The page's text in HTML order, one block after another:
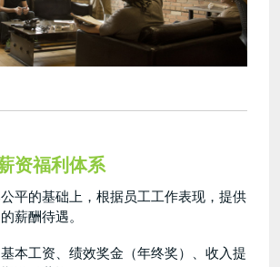
资福利体系
平的基础上，根据员工工作表现，提供
薪酬待遇。
本工资、绩效奖金（年终奖）、收入提